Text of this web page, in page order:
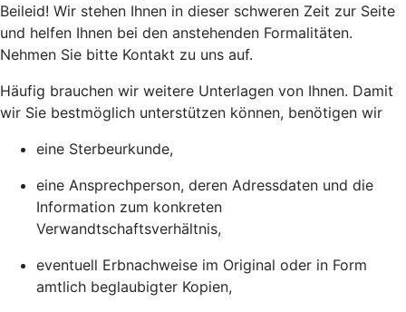
Beileid! Wir stehen Ihnen in dieser schweren Zeit zur Seite
und helfen Ihnen bei den anstehenden Formalitäten.
Nehmen Sie bitte Kontakt zu uns auf.
Häufig brauchen wir weitere Unterlagen von Ihnen. Damit
wir Sie bestmöglich unterstützen können, benötigen wir
eine Sterbeurkunde,
eine Ansprechperson, deren Adressdaten und die
Information zum konkreten
Verwandtschaftsverhältnis,
eventuell Erbnachweise im Original oder in Form
amtlich beglaubigter Kopien,